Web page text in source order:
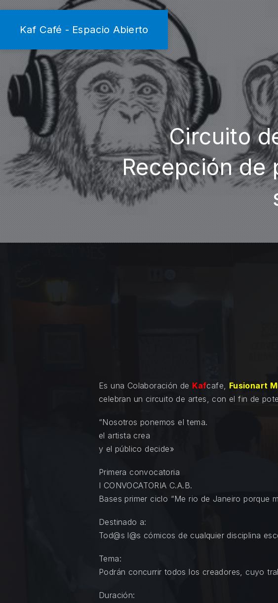
Kaf Café - Espacio Abierto
Circuito
Recepción de
Es una Colaboración de Kafcafe, Fusionart
celebran un circuito de artes, con el fin de
“Nosotros ponemos el tema.
el artista crea
y el público decide»
Primera convocatoria
I CONVOCATORIA C.A.B.
Bases primer ciclo “Me rio de Janeiro porque
Destinado a:
Tod@s l@s cómicos de cualquier disciplina
Tema:
Podrán concurrir todos los creadores, cuyo
Duración: